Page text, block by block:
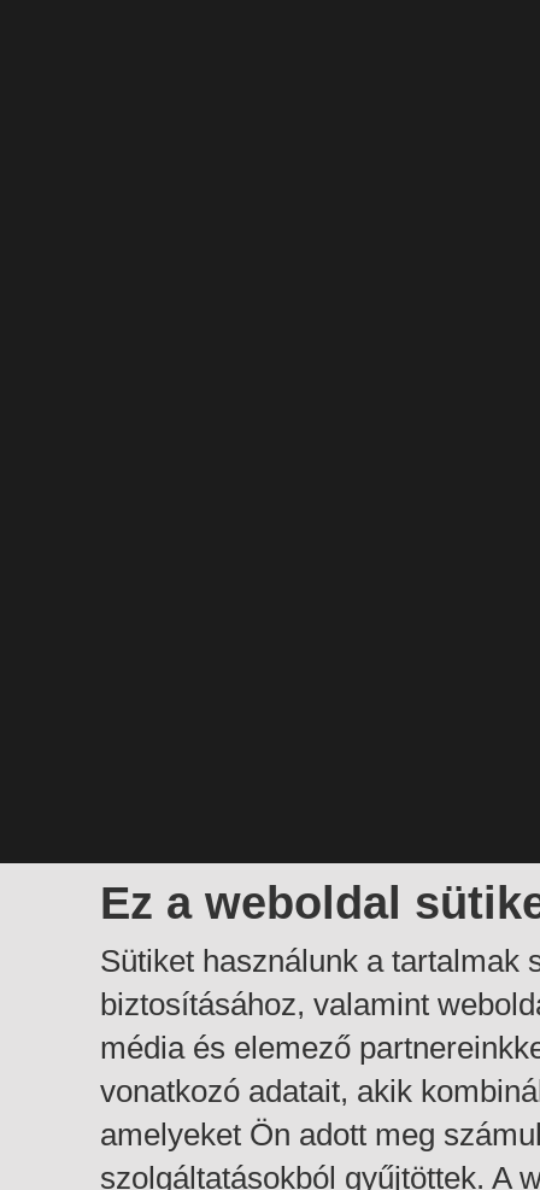
Ez a weboldal
Sütiket használunk a tartalmak
biztosításához, valamint
média és elemező
vonatkozó adatait, akik
amelyeket Ön adott meg
szolgáltatásokból gyűjtöttek. A